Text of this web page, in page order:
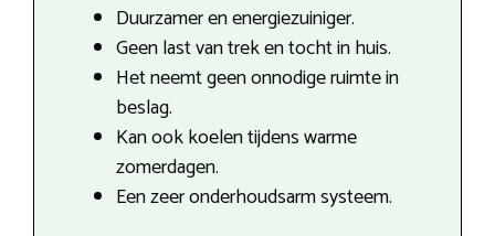
Duurzamer en energiezuiniger.
Geen last van trek en tocht in huis.
Het neemt geen onnodige ruimte in
beslag.
Kan ook koelen tijdens warme
zomerdagen.
Een zeer onderhoudsarm systeem.